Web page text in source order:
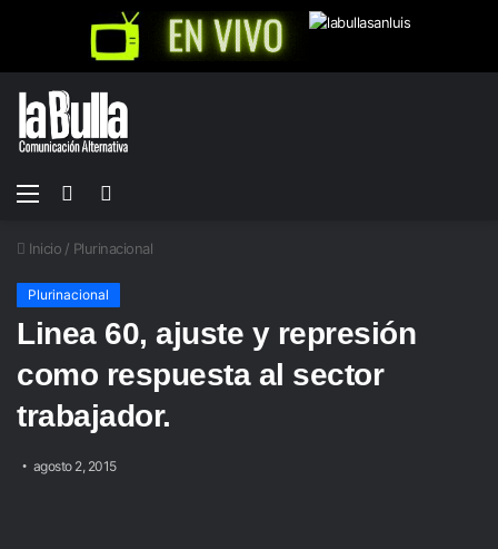
Menú
Buscar
Inicio / Plurinacional
Plurinacional
Linea 60, ajuste y represión
como respuesta al sector
trabajador.
agosto 2, 2015